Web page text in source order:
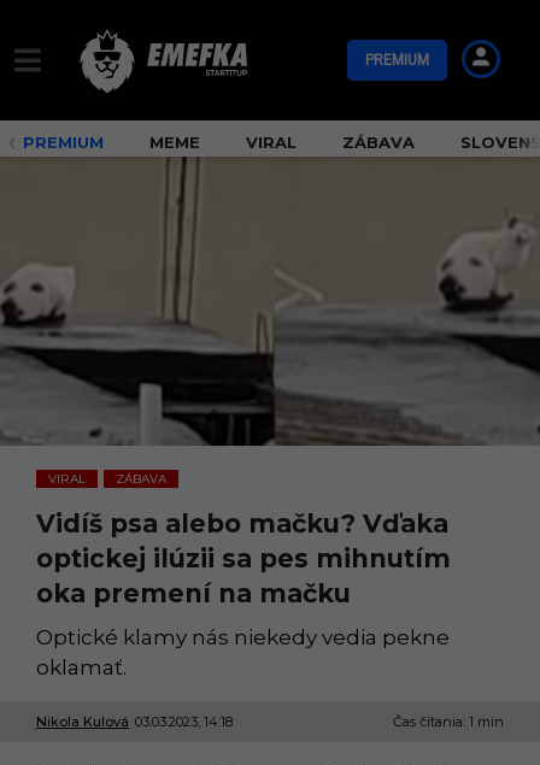
PREMIUM
PREMIUM MEME VIRAL ZÁBAVA
VIRAL
,
ZÁBAVA
Vidíš psa alebo mačku? Vďaka
optickej ilúzii sa pes mihnutím
oka premení na mačku
Optické klamy nás niekedy vedia pekne
oklamať.
Nikola Kulová 03.03.2023, 14:18
0
Čas čítania: 1 min